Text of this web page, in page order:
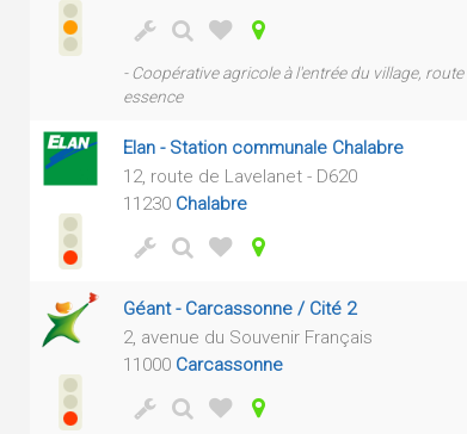
- Coopérative agricole à l'entrée du village,
essence
Elan - Station communale Chalabre
12, route de Lavelanet - D620
11230 Chalabre
Géant - Carcassonne / Cité 2
2, avenue du Souvenir Français
11000 Carcassonne